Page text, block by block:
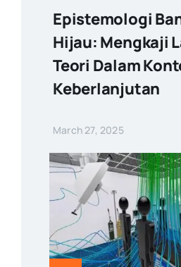
Epistemologi
Hijau: Mengkaji
Teori Dalam
Keberlanjutan
March 27, 2025